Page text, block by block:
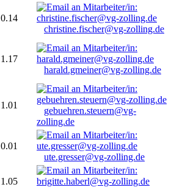
0.14
christine.fischer@vg-zolling.de
1.17
harald.gmeiner@vg-zolling.de
1.01
gebuehren.steuern@vg-
zolling.de
0.01
ute.gresser@vg-zolling.de
1.05